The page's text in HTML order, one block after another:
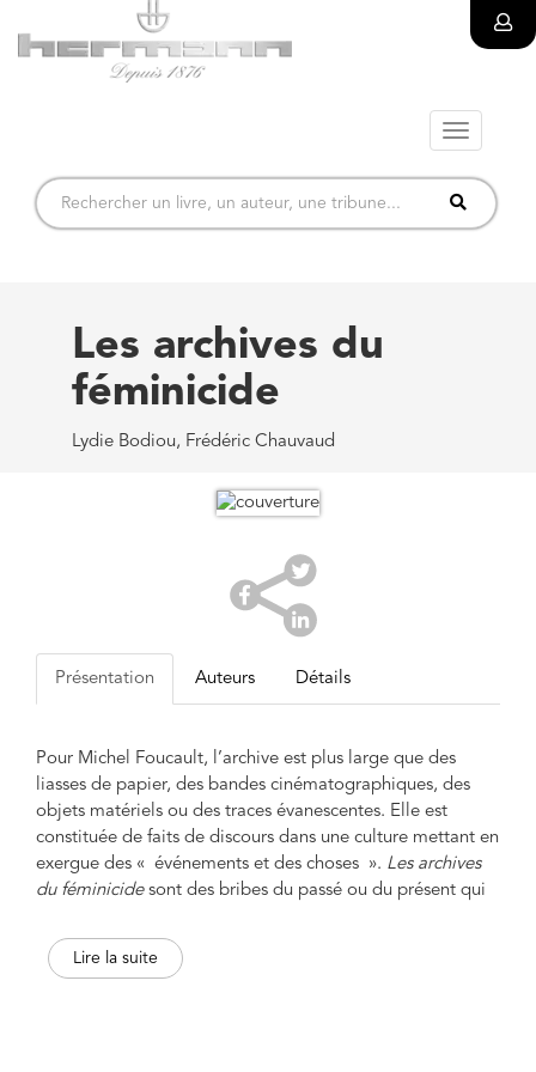
Toggle
Les archives du
féminicide
Lydie Bodiou, Frédéric Chauvaud
Présentation Auteurs Détails
Pour Michel Foucault, l’archive est plus large que des
liasses de papier, des bandes cinématographiques, des
objets matériels ou des traces évanescentes. Elle est
constituée de faits de discours dans une culture mettant en
exergue des « événements et des choses ». Les archives
du féminicidesont des bribes du passé ou du présent qui
battues, martyrisées, humiliées, tuées a longtemps été
proche de celui destiné aux fous, aux malades incurables
Lire la suite